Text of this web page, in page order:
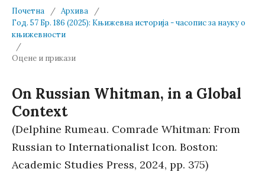
Почетна / Архива
/
Год. 57 Бр. 186 (2025): Књижевна историја - часопис за науку о
књижевности
/
Оцене и прикази
On Russian Whitman, in a Global
Context
(Delphine Rumeau. Comrade Whitman: From
Russian to Internationalist Icon. Boston:
Academic Studies Press, 2024, pp. 375)